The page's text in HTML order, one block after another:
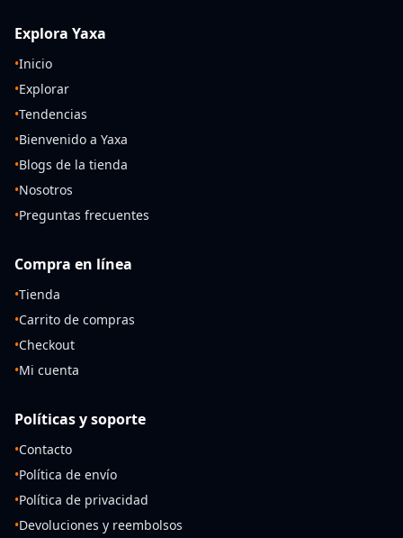
Explora Yaxa
•Inicio
•Explorar
•Tendencias
•Bienvenido a Yaxa
•Blogs de la tienda
•Nosotros
•Preguntas frecuentes
Compra en línea
•Tienda
•Carrito de compras
•Checkout
•Mi cuenta
Políticas y soporte
•Contacto
•Política de envío
•Política de privacidad
•Devoluciones y reembolsos